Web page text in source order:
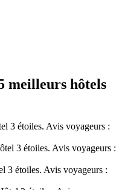
meilleurs hôtels
3 étoiles. Avis voyageurs :
3 étoiles. Avis voyageurs :
3 étoiles. Avis voyageurs :